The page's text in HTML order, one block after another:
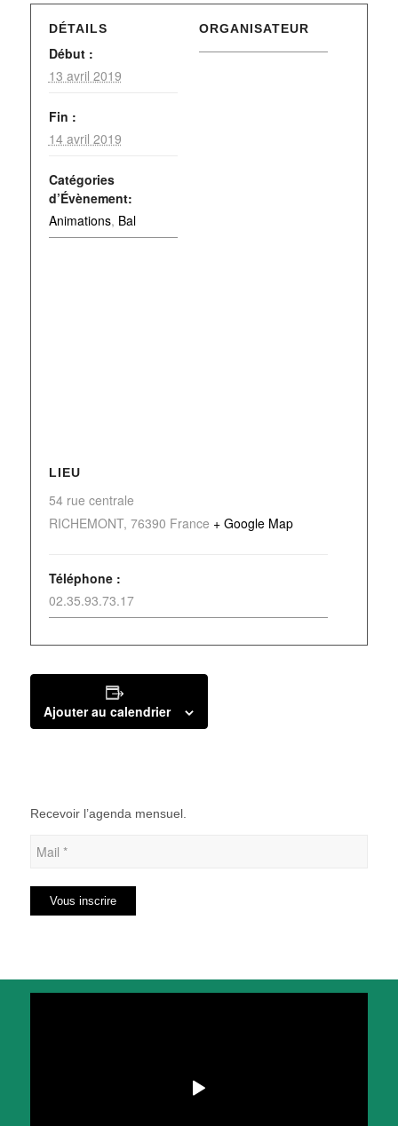
DÉTAILS
Début :
13 avril 2019
Fin :
14 avril 2019
Catégories
d’Évènement:
Animations, Bal
ORGANISATEUR
LIEU
54 rue centrale
RICHEMONT, 76390 France + Google Map
Téléphone :
02.35.93.73.17
Ajouter au calendrier
Recevoir l’agenda mensuel.